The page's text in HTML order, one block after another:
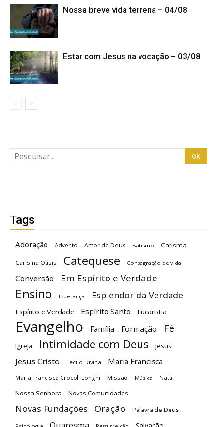
Nossa breve vida terrena – 04/08
Estar com Jesus na vocação – 03/08
Tags
Adoração Advento Amor de Deus Batismo Carisma
Carisma Oásis Catequese Consagração de vida
Conversão Em Espírito e Verdade
Ensino Esperança Esplendor da Verdade
Espírito e Verdade Espírito Santo Eucaristia
Evangelho Família Formação Fé
Igreja Intimidade com Deus Jesus
Jesus Cristo Lectio Divina Maria Francisca
Maria Francisca Crocoli Longhi Missão Música Natal
Nossa Senhora Novas Comunidades
Novas Fundações Oração Palavra de Deus